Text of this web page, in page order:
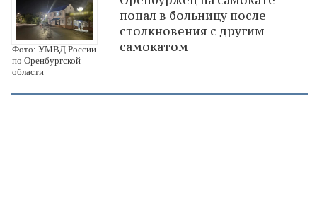
Фото: УМВД России
по Оренбургской
области
попал в больницу после
столкновения с другим
самокатом